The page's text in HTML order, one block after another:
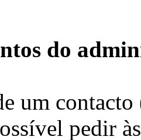
do
um
pedir